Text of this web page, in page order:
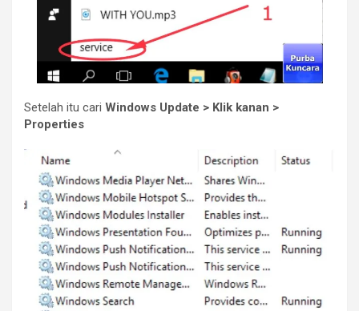
Setelah itu cari Windows Update > Klik kanan >
Properties